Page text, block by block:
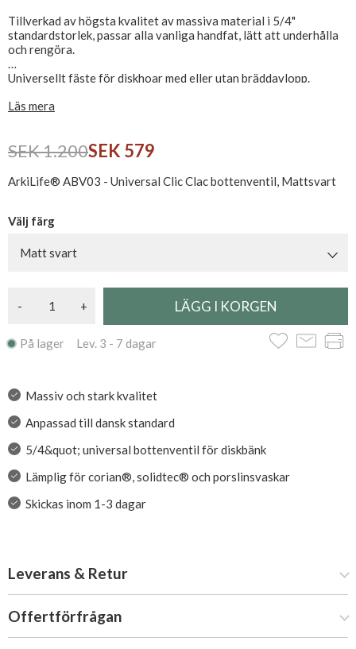
Tillverkad av högsta kvalitet av massiva material i 5/4"
standardstorlek, passar alla vanliga handfat, lätt att underhålla
och rengöra.
Universellt fäste för diskhoar med eller utan bräddavlopp.
Läs mera
SEK 1.200SEK 579
ArkiLife® ABV03 - Universal Clic Clac bottenventil, Mattsvart
Välj färg
Matt svart
- +
På lager Lev. 3 - 7 dagar
Massiv och stark kvalitet
Anpassad till dansk standard
5/4&quot; universal bottenventil för diskbänk
Lämplig för corian®, solidtec® och porslinsvaskar
Skickas inom 1-3 dagar
Leverans & Retur
Offertförfrågan